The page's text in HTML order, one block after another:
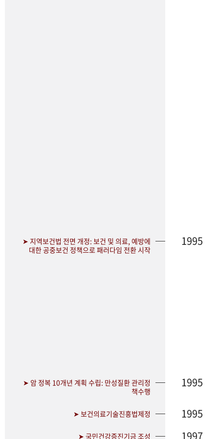
➤ 지역보건법 전면 개정: 보건 및 의료, 예방에
대한 공중보건 정책으로 패러다임 전환 시작
1995
➤ 암 정복 10개년 계획 수립: 만성질환 관리정
책수행
1995
➤ 보건의료기술진흥법제정 1995
➤ 국민건강증진기금 조성 1997